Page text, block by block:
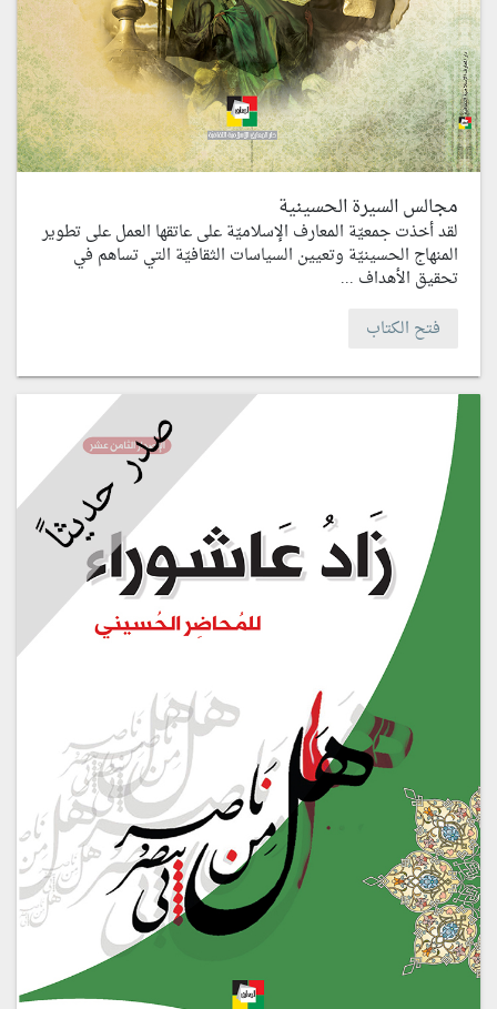
مجالس السيرة الحسينية
لقد أخذت جمعيّة المعارف الإسلاميّة على عاتقها العمل على تطوير
المنهاج الحسينيّة وتعيين السياسات الثقافيّة التي تساهم في
تحقيق الأهداف ...
فتح الكتاب